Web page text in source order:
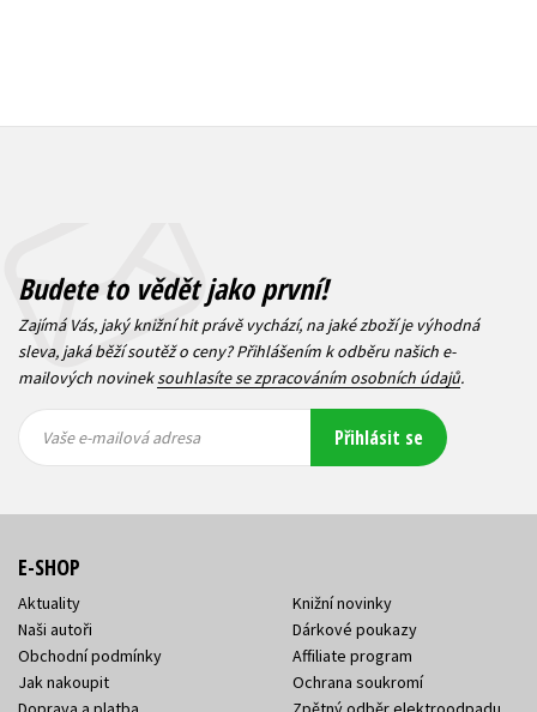
Budete to vědět jako první!
Zajímá Vás, jaký knižní hit právě vychází, na jaké zboží je výhodná
sleva, jaká běží soutěž o ceny? Přihlášením k odběru našich e-
mailových novineksouhlasíte se zpracováním osobních údajů.
mailová
mailová
Vaše e-mailová adresa Přihlásit se
E-SHOP
Aktuality
Naši autoři
Obchodní podmínky
Jak nakoupit
Knižní novinky
Dárkové poukazy
Affiliate program
Ochrana soukromí